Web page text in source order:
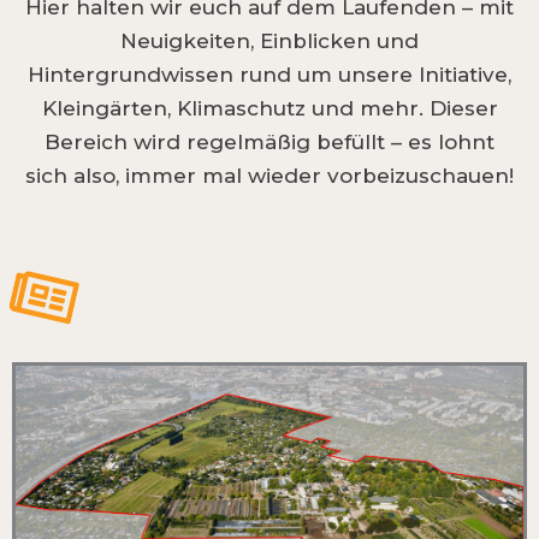
Hier halten wir euch auf dem Laufenden – mit
Neuigkeiten, Einblicken und
Hintergrundwissen rund um unsere Initiative,
Kleingärten, Klimaschutz und mehr. Dieser
Bereich wird regelmäßig befüllt – es lohnt
sich also, immer mal wieder vorbeizuschauen!